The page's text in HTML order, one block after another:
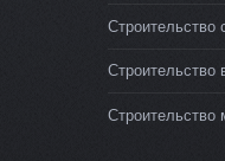
Строительство
Строительство